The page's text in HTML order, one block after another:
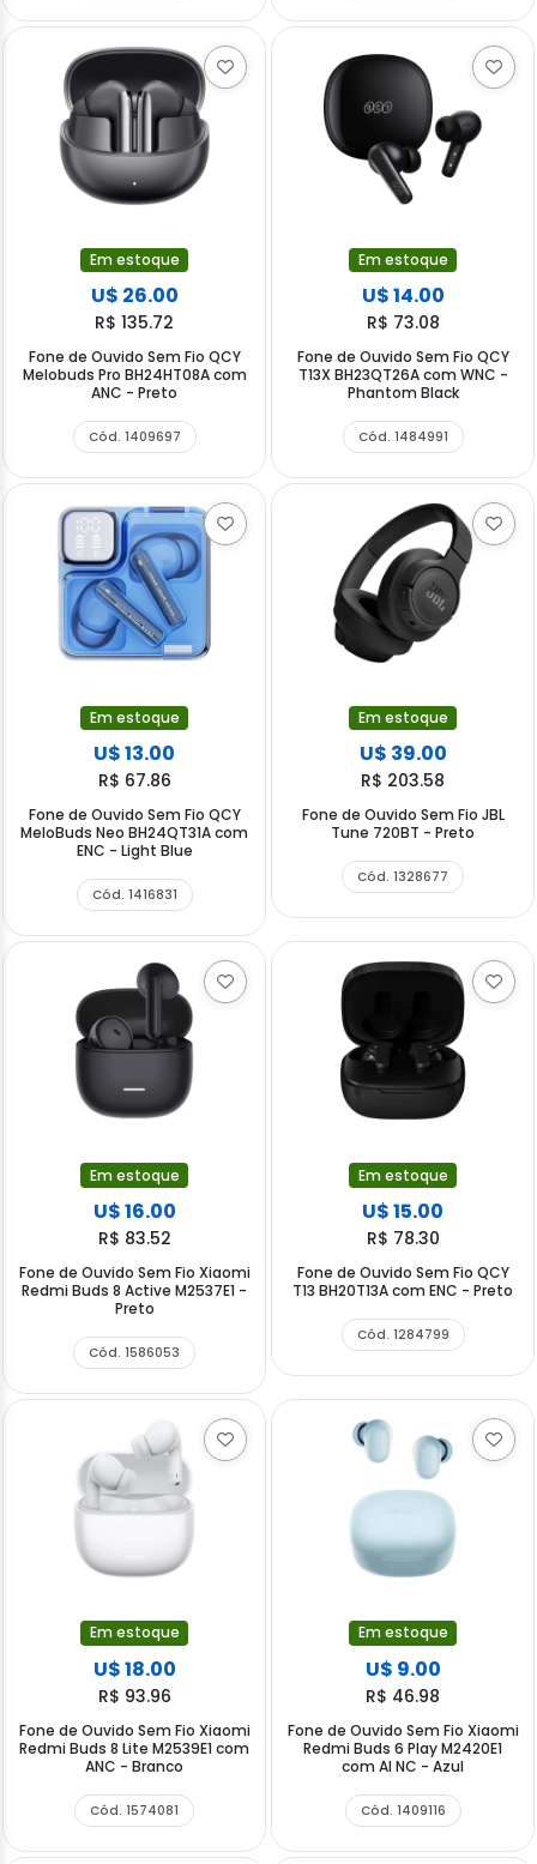
Em estoque
U$ 26.00
R$ 135.72
Fone de Ouvido Sem Fio QCY
Melobuds Pro BH24HT08A com
ANC - Preto
Cód. 1409697
Em estoque
U$ 14.00
R$ 73.08
Fone de Ouvido Sem Fio QCY
T13X BH23QT26A com WNC -
Phantom Black
Cód. 1484991
Em estoque
U$ 13.00
R$ 67.86
Fone de Ouvido Sem Fio QCY
MeloBuds Neo BH24QT31A com
ENC - Light Blue
Cód. 1416831
Em estoque
U$ 39.00
R$ 203.58
Fone de Ouvido Sem Fio JBL
Tune 720BT - Preto
Cód. 1328677
Em estoque
U$ 16.00
R$ 83.52
Fone de Ouvido Sem Fio Xiaomi
Redmi Buds 8 Active M2537E1 -
Preto
Cód. 1586053
Em estoque
U$ 15.00
R$ 78.30
Fone de Ouvido Sem Fio QCY
T13 BH20T13A com ENC - Preto
Cód. 1284799
Em estoque
U$ 18.00
R$ 93.96
Fone de Ouvido Sem Fio Xiaomi
Redmi Buds 8 Lite M2539E1 com
ANC - Branco
Cód. 1574081
Em estoque
U$ 9.00
R$ 46.98
Fone de Ouvido Sem Fio Xiaomi
Redmi Buds 6 Play M2420E1
com AI NC - Azul
Cód. 1409116